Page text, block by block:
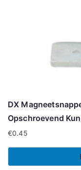
DX
Opschroevend
€0.45